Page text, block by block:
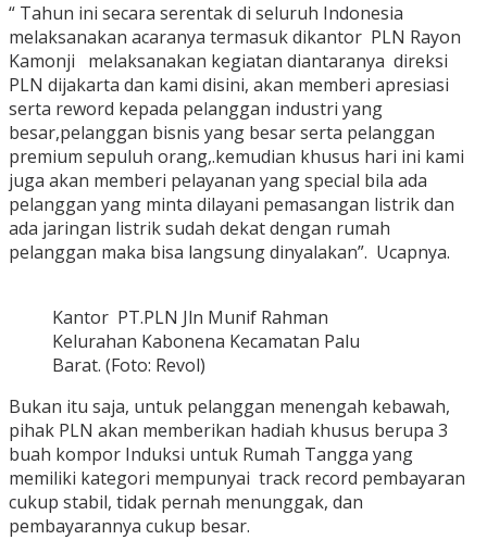
“ Tahun ini secara serentak di seluruh Indonesia
melaksanakan acaranya termasuk dikantor PLN Rayon
Kamonji melaksanakan kegiatan diantaranya direksi
PLN dijakarta dan kami disini, akan memberi apresiasi
serta reword kepada pelanggan industri yang
besar,pelanggan bisnis yang besar serta pelanggan
premium sepuluh orang,.kemudian khusus hari ini kami
juga akan memberi pelayanan yang special bila ada
pelanggan yang minta dilayani pemasangan listrik dan
ada jaringan listrik sudah dekat dengan rumah
pelanggan maka bisa langsung dinyalakan”. Ucapnya.
Kantor PT.PLN Jln Munif Rahman
Kelurahan Kabonena Kecamatan Palu
Barat. (Foto: Revol)
Bukan itu saja, untuk pelanggan menengah kebawah,
pihak PLN akan memberikan hadiah khusus berupa 3
buah kompor Induksi untuk Rumah Tangga yang
memiliki kategori mempunyai track record pembayaran
cukup stabil, tidak pernah menunggak, dan
pembayarannya cukup besar.